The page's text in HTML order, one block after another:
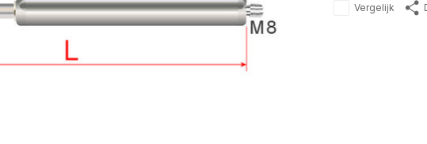
Vergelijk